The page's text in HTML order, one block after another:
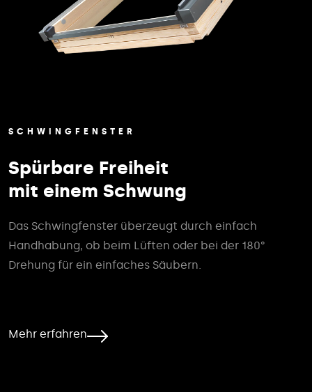
SCHWINGFENSTER
Spürbare Freiheit
mit einem Schwung
Das Schwingfenster überzeugt durch einfach
Handhabung, ob beim Lüften oder bei der 180°
Drehung für ein einfaches Säubern.
Mehr erfahren